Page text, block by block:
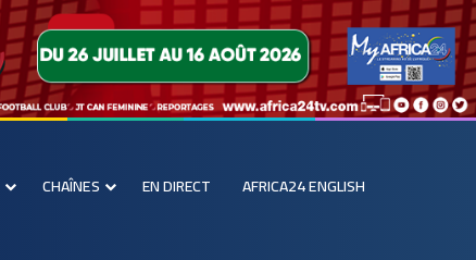
CHAÎNES EN DIRECT AFRICA24 ENGLISH